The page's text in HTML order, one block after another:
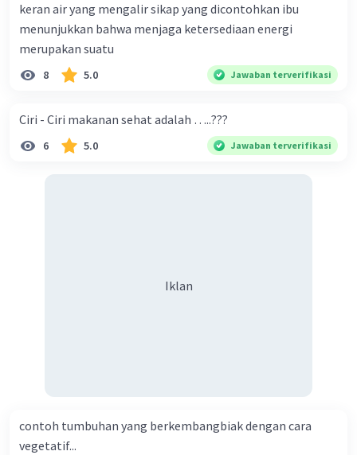
keran air yang mengalir sikap yang dicontohkan ibu
menunjukkan bahwa menjaga ketersediaan energi
merupakan suatu
8 5.0 Jawaban terverifikasi
Ciri - Ciri makanan sehat adalah …..???
6 5.0 Jawaban terverifikasi
Iklan
contoh tumbuhan yang berkembangbiak dengan cara
vegetatif...